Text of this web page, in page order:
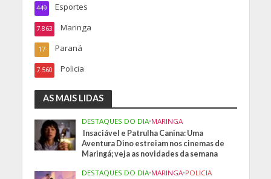
Esportes
449
Maringa
7.863
Paraná
17
Policia
7.560
AS MAIS LIDAS
DESTAQUES DO DIA•MARINGA
Insaciável e Patrulha Canina: Uma
Aventura Dino estreiam nos cinemas de
Maringá; veja as novidades da semana
DESTAQUES DO DIA•MARINGA•POLICIA